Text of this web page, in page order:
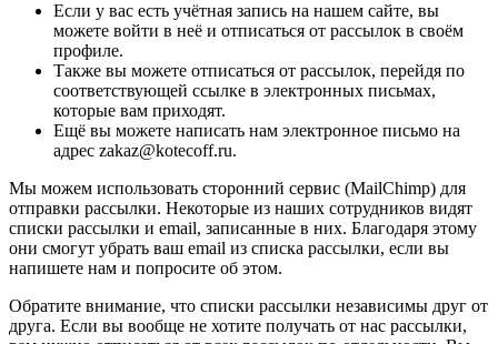
Если у вас есть учётная запись на нашем сайте, вы
можете войти в неё и отписаться от рассылок в своём
профиле.
Также вы можете отписаться от рассылок, перейдя по
соответствующей ссылке в электронных письмах,
которые вам приходят.
Ещё вы можете написать нам электронное письмо на
адрес zakaz@kotecoff.ru.
Мы можем использовать сторонний сервис (MailChimp) для
отправки рассылки. Некоторые из наших сотрудников видят
списки рассылки и email, записанные в них. Благодаря этому
они смогут убрать ваш email из списка рассылки, если вы
напишете нам и попросите об этом.
Обратите внимание, что списки рассылки независимы друг от
друга. Если вы вообще не хотите получать от нас рассылки,